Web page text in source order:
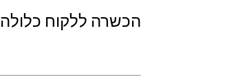
הכשרה ללקוח כלולה